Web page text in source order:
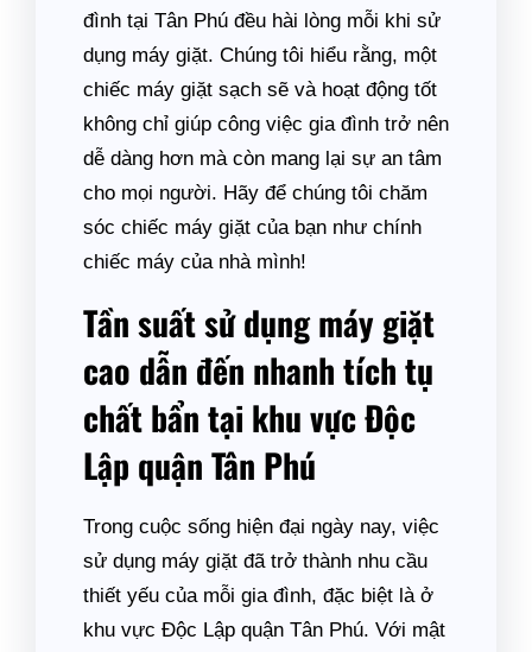
đình tại Tân Phú đều hài lòng mỗi khi sử
dụng máy giặt. Chúng tôi hiểu rằng, một
chiếc máy giặt sạch sẽ và hoạt động tốt
không chỉ giúp công việc gia đình trở nên
dễ dàng hơn mà còn mang lại sự an tâm
cho mọi người. Hãy để chúng tôi chăm
sóc chiếc máy giặt của bạn như chính
chiếc máy của nhà mình!
Tần suất sử dụng máy giặt
cao dẫn đến nhanh tích tụ
chất bẩn tại khu vực Độc
Lập quận Tân Phú
Trong cuộc sống hiện đại ngày nay, việc
sử dụng máy giặt đã trở thành nhu cầu
thiết yếu của mỗi gia đình, đặc biệt là ở
khu vực Độc Lập quận Tân Phú. Với mật